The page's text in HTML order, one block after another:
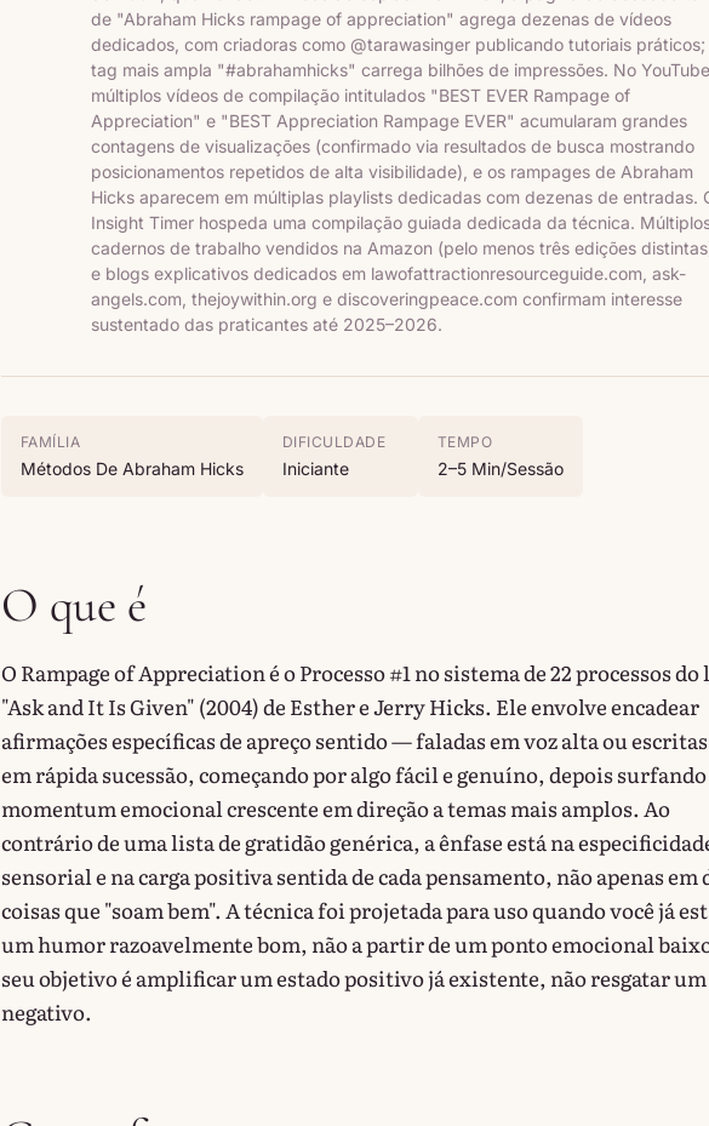
de "Abraham Hicks rampage of appreciation" agrega dezenas de vídeos
dedicados, com criadoras como @tarawasinger publicando tutoriais práticos;
tag mais ampla "#abrahamhicks" carrega bilhões de impressões. No
múltiplos vídeos de compilação intitulados "BEST EVER Rampage of
Appreciation" e "BEST Appreciation Rampage EVER" acumularam grandes
contagens de visualizações (confirmado via resultados de busca mostrando
posicionamentos repetidos de alta visibilidade), e os rampages de Abraham
Hicks aparecem em múltiplas playlists dedicadas com dezenas de entradas.
Insight Timer hospeda uma compilação guiada dedicada da técnica.
cadernos de trabalho vendidos na Amazon (pelo menos três edições
e blogs explicativos dedicados em lawofattractionresourceguide.com, ask-
angels.com, thejoywithin.org e discoveringpeace.com confirmam interesse
sustentado das praticantes até 2025–2026.
FAMÍLIA
Métodos De Abraham Hicks
DIFICULDADE
Iniciante
TEMPO
2–5 Min/sessão
O que é
O Rampage of Appreciation é o Processo #1 no sistema de 22 processos
"Ask and It Is Given" (2004) de Esther e Jerry Hicks. Ele envolve encadear
afirmações específicas de apreço sentido — faladas em voz alta ou
em rápida sucessão, começando por algo fácil e genuíno, depois
momentum emocional crescente em direção a temas mais amplos. Ao
contrário de uma lista de gratidão genérica, a ênfase está na
sensorial e na carga positiva sentida de cada pensamento, não apenas em
coisas que "soam bem". A técnica foi projetada para uso quando você já
um humor razoavelmente bom, não a partir de um ponto emocional
seu objetivo é amplificar um estado positivo já existente, não resgatar um
negativo.